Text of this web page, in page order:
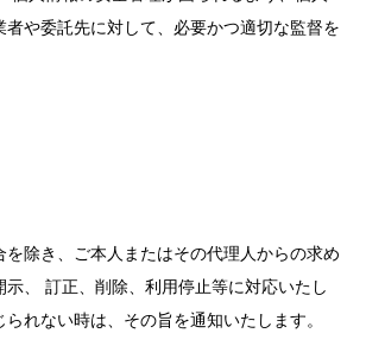
や委託先に対して、必要かつ適切な監督を
除き、ご本人またはその代理人からの求め
示、 訂正、削除、利用停止等に対応いたし
れない時は、その旨を通知いたします。